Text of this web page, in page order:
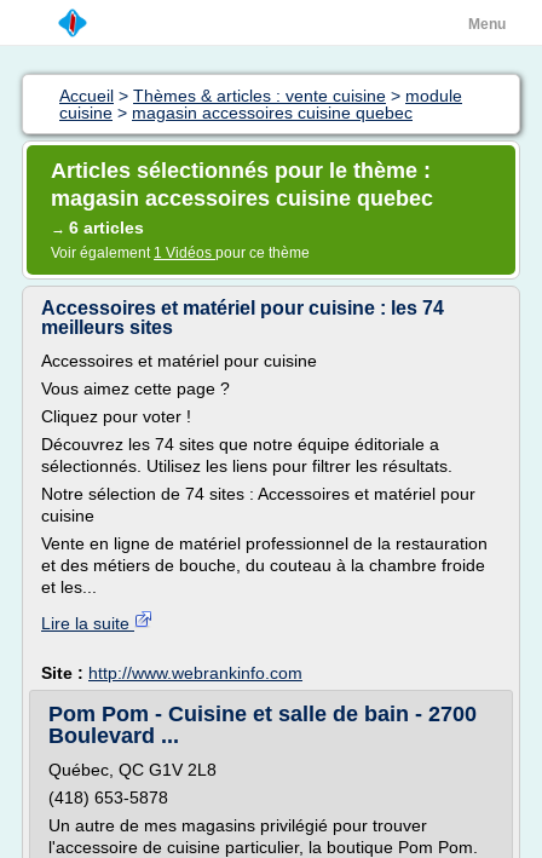
Menu
Accueil > Thèmes & articles : vente cuisine > module
cuisine > magasin accessoires cuisine quebec
Articles sélectionnés pour le thème :
magasin accessoires cuisine quebec
→ 6 articles
Voir également 1 Vidéos pour ce thème
Accessoires et matériel pour cuisine : les 74
meilleurs sites
Accessoires et matériel pour cuisine
Vous aimez cette page ?
Cliquez pour voter !
Découvrez les 74 sites que notre équipe éditoriale a
sélectionnés. Utilisez les liens pour filtrer les résultats.
Notre sélection de 74 sites : Accessoires et matériel pour
cuisine
Vente en ligne de matériel professionnel de la restauration
et des métiers de bouche, du couteau à la chambre froide
et les...
Lire la suite
Site : http://www.webrankinfo.com
Pom Pom - Cuisine et salle de bain - 2700
Boulevard ...
Québec, QC G1V 2L8
(418) 653-5878
Un autre de mes magasins privilégié pour trouver
l'accessoire de cuisine particulier, la boutique Pom Pom.